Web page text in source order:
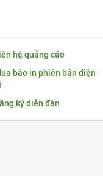
hệ quảng cáo
báo in phiên bản điện
ký diễn đàn